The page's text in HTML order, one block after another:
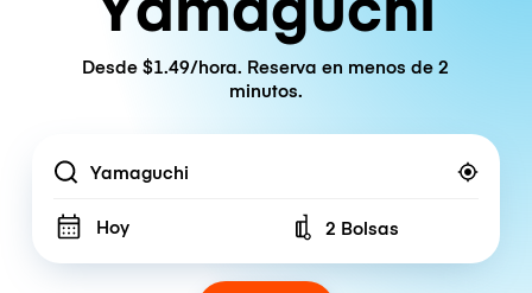
Desde $1.49/hora. Reserva en menos de 2
minutos.
Location
Hoy Number of bags
2 Bolsas